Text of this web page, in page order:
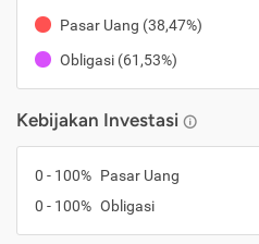
Pasar Uang (38,47%)
Obligasi (61,53%)
Kebijakan Investasi
0 - 100% Pasar Uang
0 - 100% Obligasi